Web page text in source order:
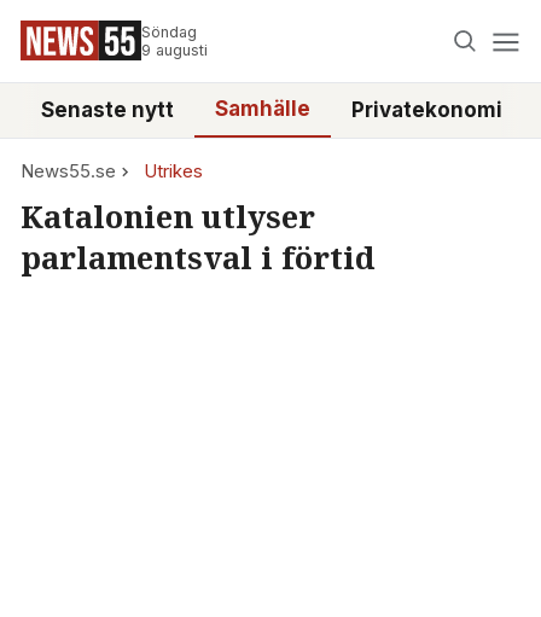
Söndag
9 augusti
Senaste nytt Samhälle Privatekonomi
News55.se Utrikes
Katalonien utlyser
parlamentsval i förtid